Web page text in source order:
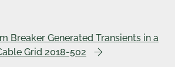
Breaker Generated Transients in a
Grid 2018-502